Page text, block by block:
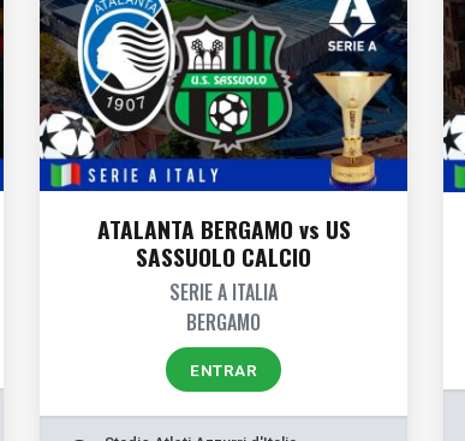
ATALANTA BERGAMO vs US
SASSUOLO CALCIO
SERIE A ITALIA
BERGAMO
ENTRAR